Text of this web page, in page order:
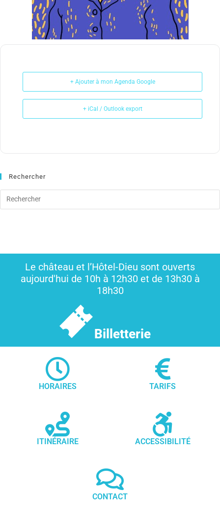
+ Ajouter à mon Agenda Google
+ iCal / Outlook export
Rechercher
Le château et l’Hôtel-Dieu sont ouverts
aujourd'hui de 10h à 12h30 et de 13h30 à
18h30
Billetterie
HORAIRES TARIFS
ITINÉRAIRE ACCESSIBILITÉ
CONTACT